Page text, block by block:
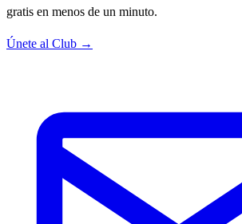
gratis en menos de un minuto.
Únete al Club →